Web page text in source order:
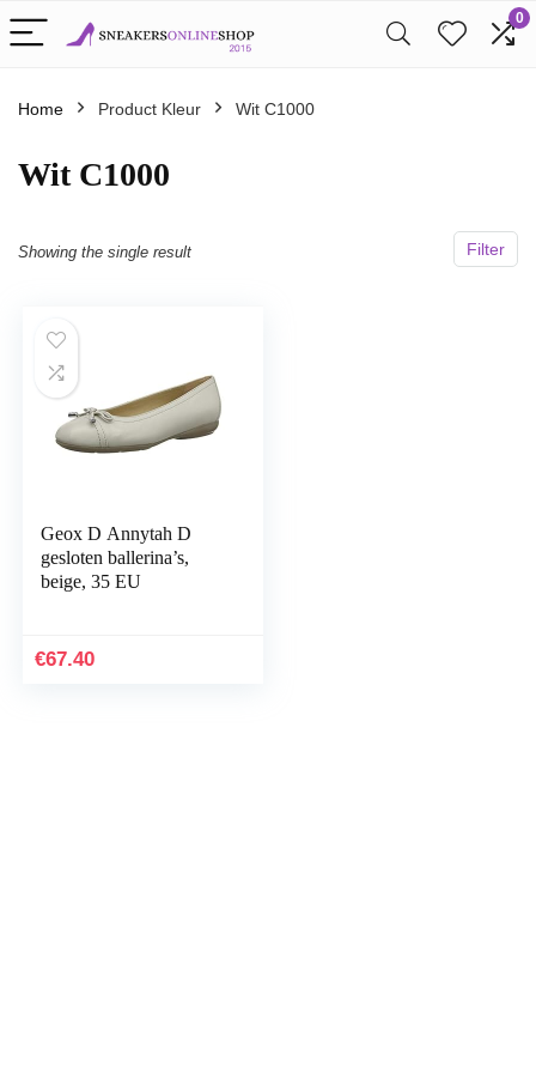
0
Home Product Kleur Wit C1000
Wit C1000
Filter
Showing the single result
Geox D Annytah D
gesloten ballerina’s,
beige, 35 EU
€67.40